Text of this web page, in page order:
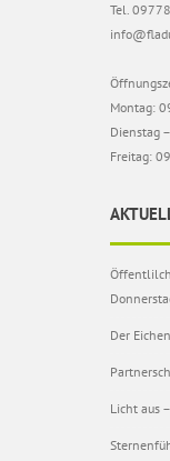
Tel.
Montag:
Dienstag
Freitag:
Der
Licht aus